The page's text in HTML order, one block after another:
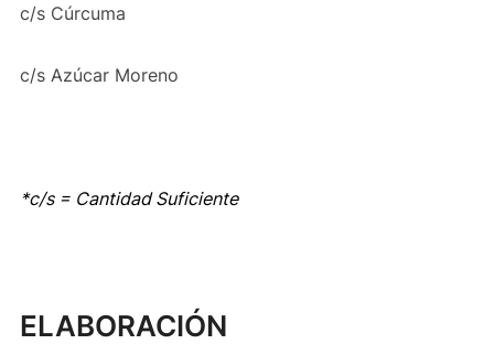
c/s Cúrcuma
c/s Azúcar Moreno
*c/s = Cantidad Suficiente
ELABORACIÓN